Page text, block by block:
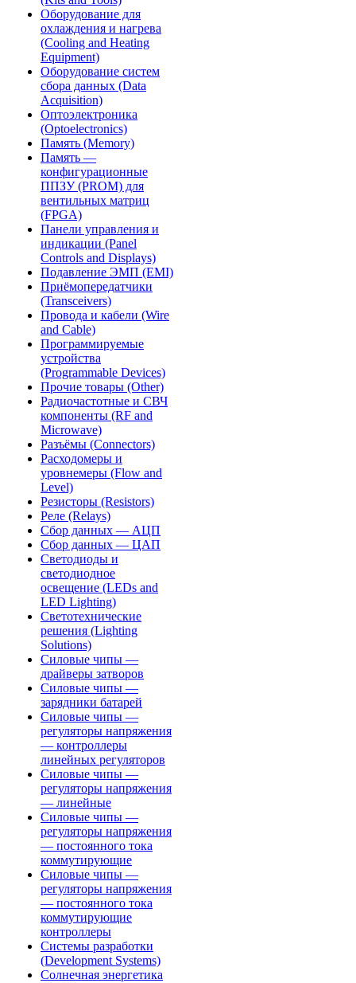
Оборудование для
охлаждения и нагрева
(Cooling and Heating
Equipment)
Оборудование систем
сбора данных (Data
Acquisition)
Оптоэлектроника
(Optoelectronics)
Память (Memory)
Память —
конфигурационные
ППЗУ (PROM) для
вентильных матриц
(FPGA)
Панели управления и
индикации (Panel
Controls and Displays)
Подавление ЭМП (EMI)
Приёмопередатчики
(Transceivers)
Провода и кабели (Wire
and Cable)
Программируемые
устройства
(Programmable Devices)
Прочие товары (Other)
Радиочастотные и СВЧ
компоненты (RF and
Microwave)
Разъёмы (Connectors)
Расходомеры и
уровнемеры (Flow and
Level)
Резисторы (Resistors)
Реле (Relays)
Сбор данных — АЦП
Сбор данных — ЦАП
Светодиоды и
светодиодное
освещение (LEDs and
LED Lighting)
Светотехнические
решения (Lighting
Solutions)
Силовые чипы —
драйверы затворов
Силовые чипы —
зарядники батарей
Силовые чипы —
регуляторы напряжения
— контроллеры
линейных регуляторов
Силовые чипы —
регуляторы напряжения
— линейные
Силовые чипы —
регуляторы напряжения
— постоянного тока
коммутирующие
Силовые чипы —
регуляторы напряжения
— постоянного тока
коммутирующие
контроллеры
Системы разработки
(Development Systems)
Солнечная энергетика